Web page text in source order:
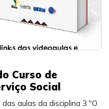
Curso de
Social
aulas da disciplina 3 "O